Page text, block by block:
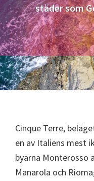
städer som
Cinque Terre,
en av Italiens mest
byarna Monterosso
Manarola och